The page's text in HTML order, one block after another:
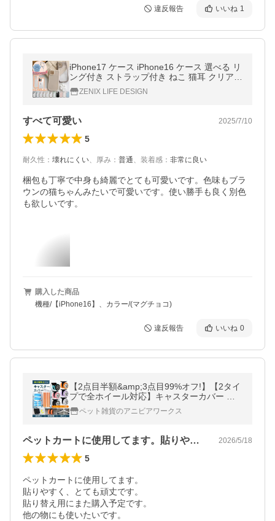
違反報告 いいね 1
iPhone17 ケース iPhone16 ケース 選べる リ
ング付き ストラップ付き ねこ 猫耳 クリア i
Phoneケース スマホケース iPhone15 pro m
ax おしゃれ かわいい 韓国
ZENIX LIFE DESIGN
すべて可愛い 2025/7/10
5
耐久性 ： 壊れにくい、 厚み ： 普通、 装着感 ： 非常に良い
梱包も丁寧で中身も綺麗でとても可愛いです。色味もブラ
ウンの猫ちゃんみたいで可愛いです。使い勝手も良く別色
も欲しいです。
購入した商品
機種/【iPhone16】、カラー/(マグチョコ)
違反報告 いいね 0
【2点目半額&amp;3点目99%オフ!】【2タイ
プで全ホイール対応】キャスターカバー テ
ープ キャリーケース スーツケース タイヤカ
バー 車輪カバー シリコン 防音
ペット雑貨のアニビアワークス
ペットカートに使用してます。貼りやすく… 2026/5/18
5
ペットカートに使用してます。
貼りやすく、とても頑丈です。
貼り替え用にまた購入予定です。
他の物にも使いたいです。